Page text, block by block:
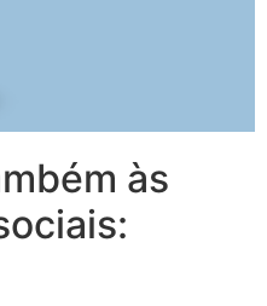
às